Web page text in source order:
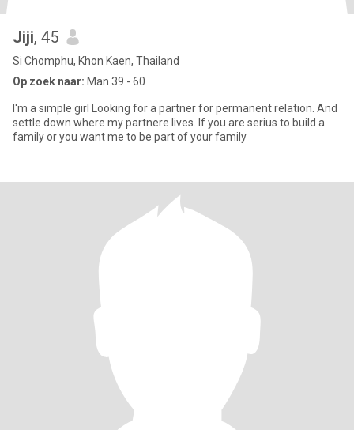
Jiji, 45
Si Chomphu, Khon Kaen, Thailand
Op zoek naar: Man 39 - 60
I'm a simple girl Looking for a partner for permanent relation. And
settle down where my partnere lives. If you are serius to build a
family or you want me to be part of your family